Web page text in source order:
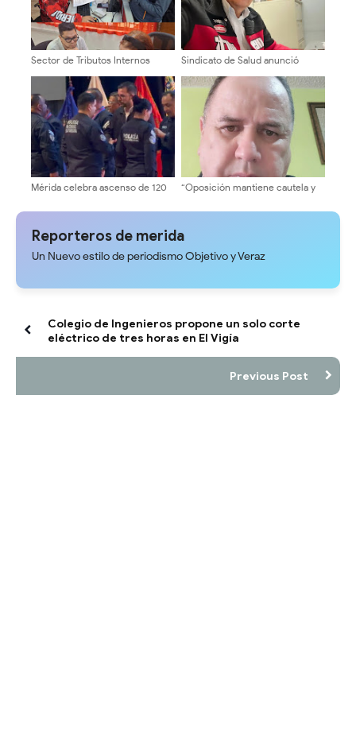
Sector de Tributos Internos
presencial y promueve la
cultura tributaria en la entidad
Sindicato de Salud anunció
único de 46.000 bolívares
Mérida celebra ascenso de 120
“Oposición mantiene cautela y
en eventuales negociaciones”
Reporteros de merida
Un Nuevo estilo de periodismo Objetivo y Veraz
Colegio de Ingenieros propone un solo corte
eléctrico de tres horas en El Vigía
Previous Post